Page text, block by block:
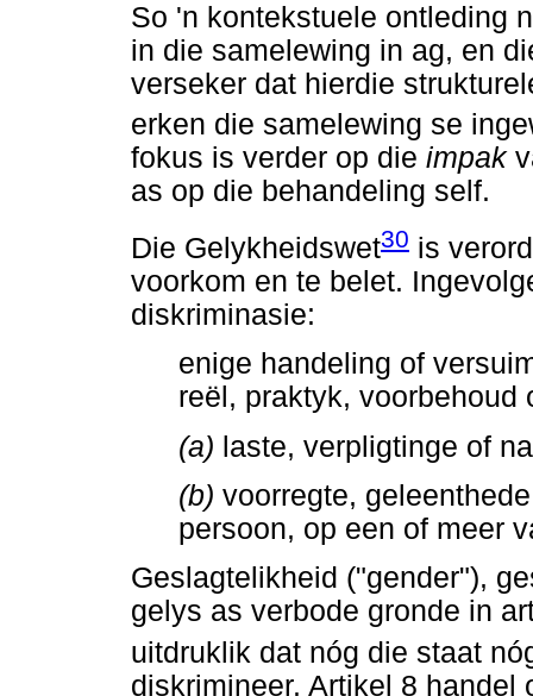
So 'n kontekstuele ontleding
in die samelewing in ag, en
verseker dat hierdie
erken die samelewing se
fokus is verder op die impak
as op die behandeling self.
Die Gelykheidswet30 is
voorkom en te belet.
diskriminasie:
enige handeling of
reël, praktyk, voorbehoud
(a) laste, verpligtinge of
(b) voorregte,
persoon, op een of meer
Geslagtelikheid ("gender"),
gelys as verbode gronde in
uitdruklik dat nóg die staat
diskrimineer. Artikel 8 handel